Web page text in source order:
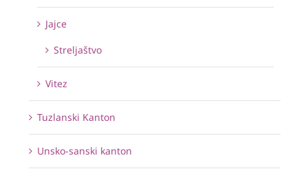
Jajce
Streljaštvo
Vitez
Tuzlanski Kanton
Unsko-sanski kanton